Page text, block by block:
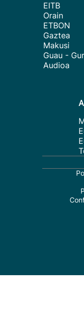
EITB
Orain
ETBON
Gaztea
Makusi
Guau -
Audioa